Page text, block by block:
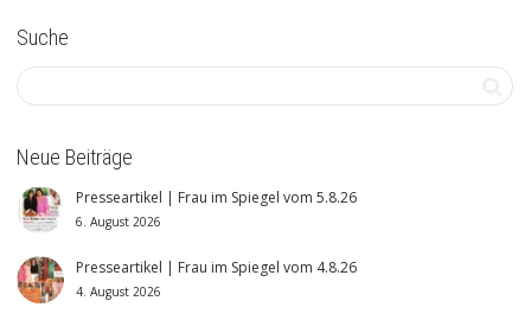
Suche
Neue Beiträge
Presseartikel | Frau im Spiegel vom 5.8.26
6. August 2026
Presseartikel | Frau im Spiegel vom 4.8.26
4. August 2026